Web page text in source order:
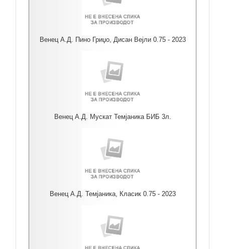
Венец А.Д. Пино Гриџо, Дисан Вејли 0.75 - 2023
Венец А.Д. Мускат Темјаника БИБ 3л.
Венец А.Д. Темјаника, Класик 0.75 - 2023